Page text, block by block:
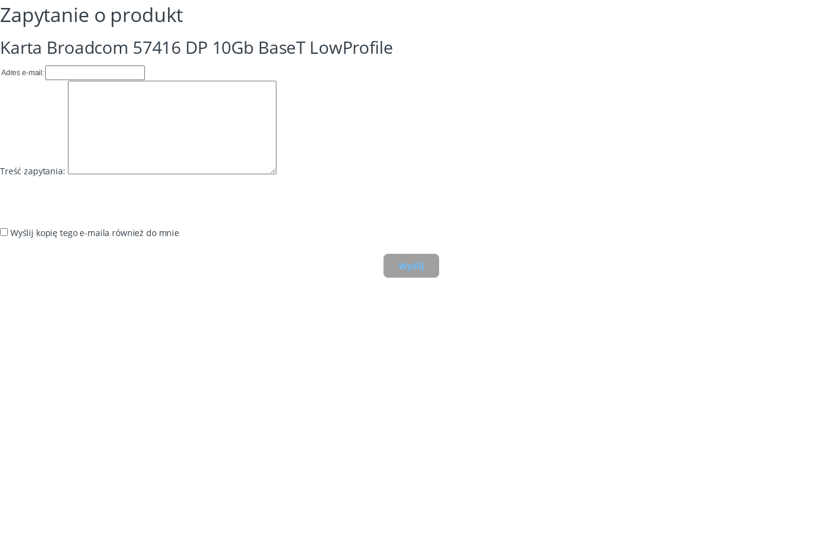
Zapytanie o produkt
Karta Broadcom 57416 DP 10Gb BaseT LowProfile
Adres e-mail:
Treść zapytania:
Wyślij kopię tego e-maila również do mnie